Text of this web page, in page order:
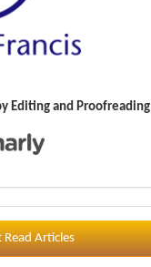
Editing and Proofreading
Read Articles